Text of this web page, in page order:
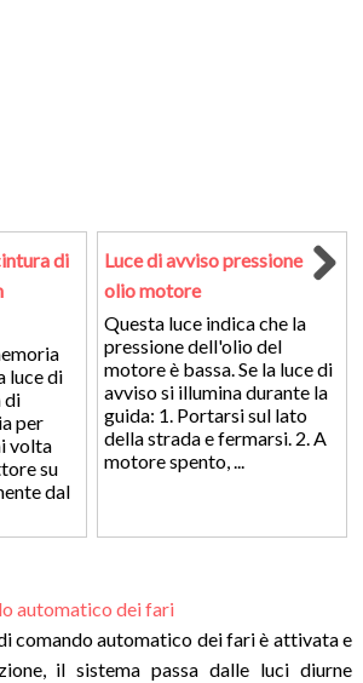
di
luce di
di
per
volta
su
dal
Luce di avviso pressione
olio motore
Questa luce indica che la
pressione dell'olio del
motore è bassa. Se la luce di
avviso si illumina durante la
guida: 1. Portarsi sul lato
della strada e fermarsi. 2. A
motore spento, ...
automatico dei fari
comando automatico dei fari è attivata e
il sistema passa dalle luci diurne